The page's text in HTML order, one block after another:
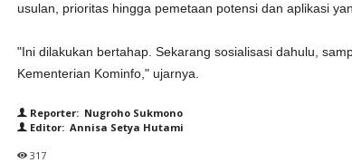
usulan, prioritas hingga pemetaan potensi dan aplikasi
"Ini dilakukan bertahap. Sekarang sosialisasi dahulu,
Kementerian Kominfo," ujarnya.
Reporter: Nugroho Sukmono
Editor: Annisa Setya Hutami
317